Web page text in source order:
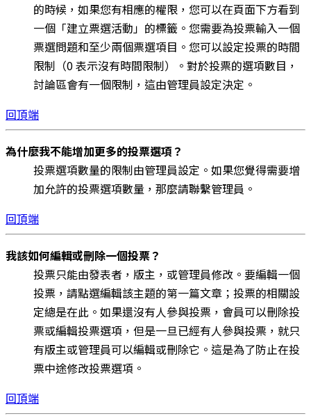
的時候，如果您有相應的權限，您可以在頁面下方看到
一個「建立票選活動」的標籤。您需要為投票輸入一個
票選問題和至少兩個票選項目。您可以設定投票的時間
限制（0 表示沒有時間限制）。對於投票的選項數目，
討論區會有一個限制，這由管理員設定決定。
回頂端
為什麼我不能增加更多的投票選項？
投票選項數量的限制由管理員設定。如果您覺得需要增
加允許的投票選項數量，那麼請聯繫管理員。
回頂端
我該如何編輯或刪除一個投票？
投票只能由發表者，版主，或管理員修改。要編輯一個
投票，請點選編輯該主題的第一篇文章；投票的相關設
定總是在此。如果還沒有人參與投票，會員可以刪除投
票或編輯投票選項，但是一旦已經有人參與投票，就只
有版主或管理員可以編輯或刪除它。這是為了防止在投
票中途修改投票選項。
回頂端